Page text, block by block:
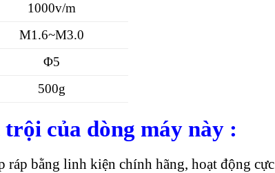
1000v/m
M1.6~M3.0
Φ5
500g
của dòng máy này :
ráp bằng linh kiện chính hãng, hoạt động